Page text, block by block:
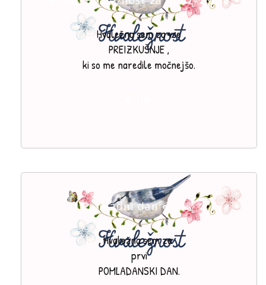
Hvaležna sem za vse
PREIZKUŠNJE ,
ki so me naredile močnejšo.
Pomladni dan 🍃🎻🍃
Hvaležna sem za
prvi
POMLADANSKI DAN.